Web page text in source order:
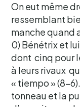
On eut même
ressemblant
manche quand
0) Bénétrix et
dont cinq pour
à leurs rivaux
« tiempo » (8-
tonneau et la